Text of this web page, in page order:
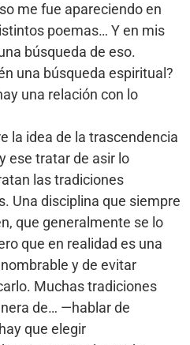
me fue apareciendo en
poemas… Y en mis
búsqueda de eso.
una búsqueda espiritual?
una relación con lo
la idea de la trascendencia
ese tratar de asir lo
las tradiciones
Una disciplina que siempre
que generalmente se lo
que en realidad es una
y de evitar
Muchas tradiciones
de… —hablar de
que elegir